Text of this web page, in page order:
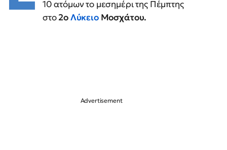
10 ατόμων το μεσημέρι της Πέμπτης
στο2οΛύκειο Μοσχάτου.